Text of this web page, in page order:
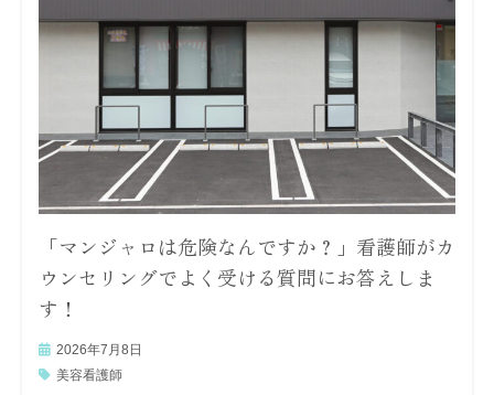
「マンジャロは危険なんですか？」看護師がカ
ウンセリングでよく受ける質問にお答えしま
す！
2026年7月8日
美容看護師